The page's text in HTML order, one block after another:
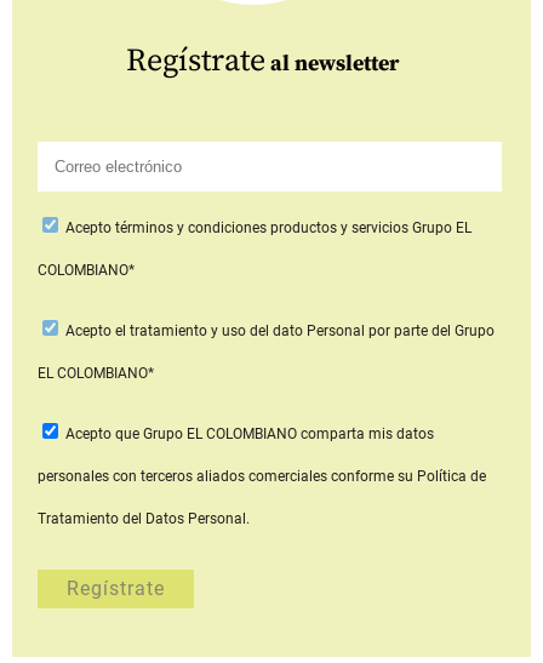
Regístrate al newsletter
Aceptotérminos y condiciones productos y serviciosGrupo EL
COLOMBIANO*
Acepto el tratamiento y uso del dato Personal por parte del Grupo
EL COLOMBIANO*
Acepto que Grupo EL COLOMBIANOcomparta mis datos
personales con terceros aliados comerciales conforme su Política de
Tratamiento del Datos Personal.